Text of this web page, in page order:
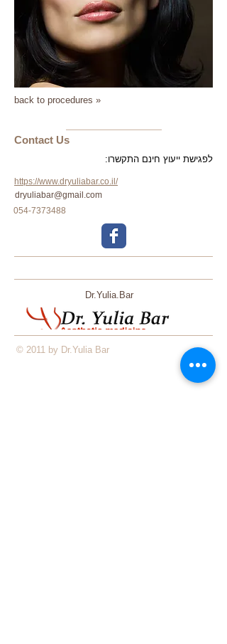
back to procedures »
​​​Contact Us
לפגישת ייעוץ חינם התקשרו:
https://www.dryuliabar.co.il/
dryuliabar@gmail.com
054-7373488
Dr.Yulia.Bar
© 2011 by Dr.Yulia Bar